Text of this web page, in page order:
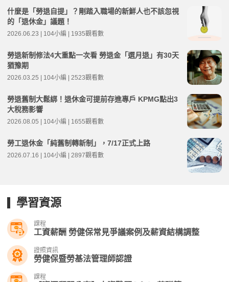
什麼是「勞退自提」？剛踏入職場的新鮮人也不該忽視
的「退休金」議題！
2026.06.23 | 104小編 | 1935觀看數
勞退新制修法4大重點一次看 勞退金「選月退」有30天
猶豫期
2026.03.25 | 104小編 | 2523觀看數
勞退舊制大鬆綁！退休金可提前存進專戶 KPMG點出3
大稅務影響
2026.08.05 | 104小編 | 1655觀看數
勞工退休金「純舊制轉新制」，7/17正式上路
2026.07.16 | 104小編 | 2897觀看數
學習資源
課程
工資薪酬 勞健保常見爭議案例及薪資結構調整
證照資訊
勞健保暨勞基法管理師認證
課程